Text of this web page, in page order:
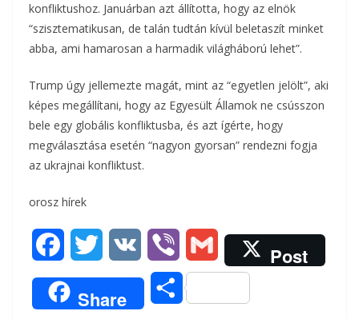
konfliktushoz. Januárban azt állította, hogy az elnök
“szisztematikusan, de talán tudtán kívül beletaszít minket
abba, ami hamarosan a harmadik világháború lehet”.
Trump úgy jellemezte magát, mint az “egyetlen jelölt”, aki
képes megállítani, hogy az Egyesült Államok ne csússzon
bele egy globális konfliktusba, és azt ígérte, hogy
megválasztása esetén “nagyon gyorsan” rendezni fogja
az ukrajnai konfliktust.
orosz hírek
a
c
w
i
K
i
b
m
a
Post
Share
O